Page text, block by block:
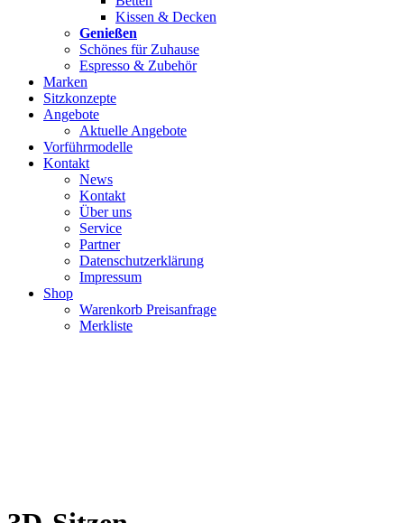
Kissen & Decken
Genießen
Schönes für Zuhause
Espresso & Zubehör
Marken
Sitzkonzepte
Angebote
Aktuelle Angebote
Vorführmodelle
Kontakt
News
Kontakt
Über uns
Service
Partner
Datenschutzerklärung
Impressum
Shop
Warenkorb Preisanfrage
Merkliste